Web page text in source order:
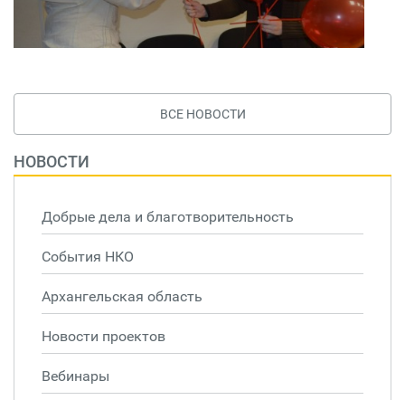
ВСЕ НОВОСТИ
НОВОСТИ
Добрые дела и благотворительность
События НКО
Архангельская область
Новости проектов
Вебинары